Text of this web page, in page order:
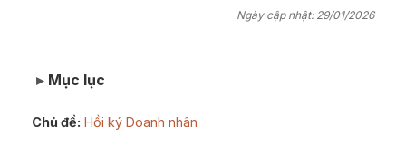
Ngày cập nhật: 29/01/2026
Mục lục
Chủ đề: Hồi ký Doanh nhân